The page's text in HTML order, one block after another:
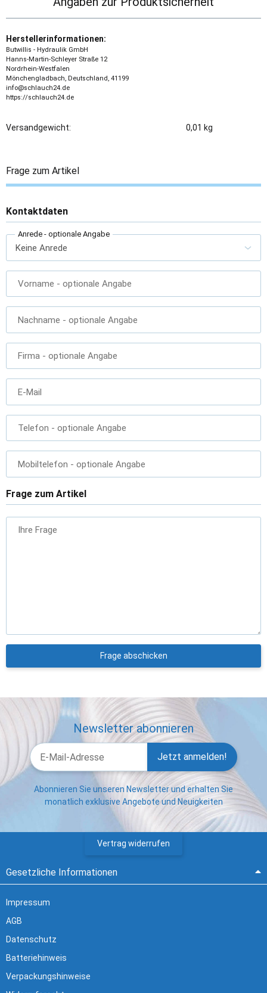
Herstellerinformationen:
Butwillis - Hydraulik GmbH
Hanns-Martin-Schleyer Straße 12
Nordrhein-Westfalen
Mönchengladbach, Deutschland, 41199
info@schlauch24.de
https://schlauch24.de
Versandgewicht: 0,01 kg
Frage zum Artikel
Kontaktdaten
Anrede - optionale Angabe
Vorname - optionale Angabe
Nachname - optionale Angabe
Firma - optionale Angabe
E-Mail
Telefon - optionale Angabe
Mobiltelefon - optionale Angabe
Frage zum Artikel
Ihre Frage
Frage abschicken
Newsletter abonnieren
Jetzt anmelden!
Abonnieren Sie unseren Newsletter und erhalten Sie
monatlich exklusive Angebote und Neuigkeiten
Vertrag widerrufen
Gesetzliche Informationen
Impressum
AGB
Datenschutz
Batteriehinweis
Verpackungshinweise